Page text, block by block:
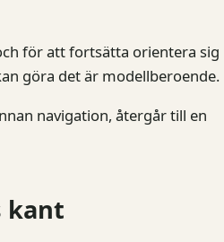
för att fortsätta orientera sig
göra det är modellberoende.
navigation, återgår till en
kant